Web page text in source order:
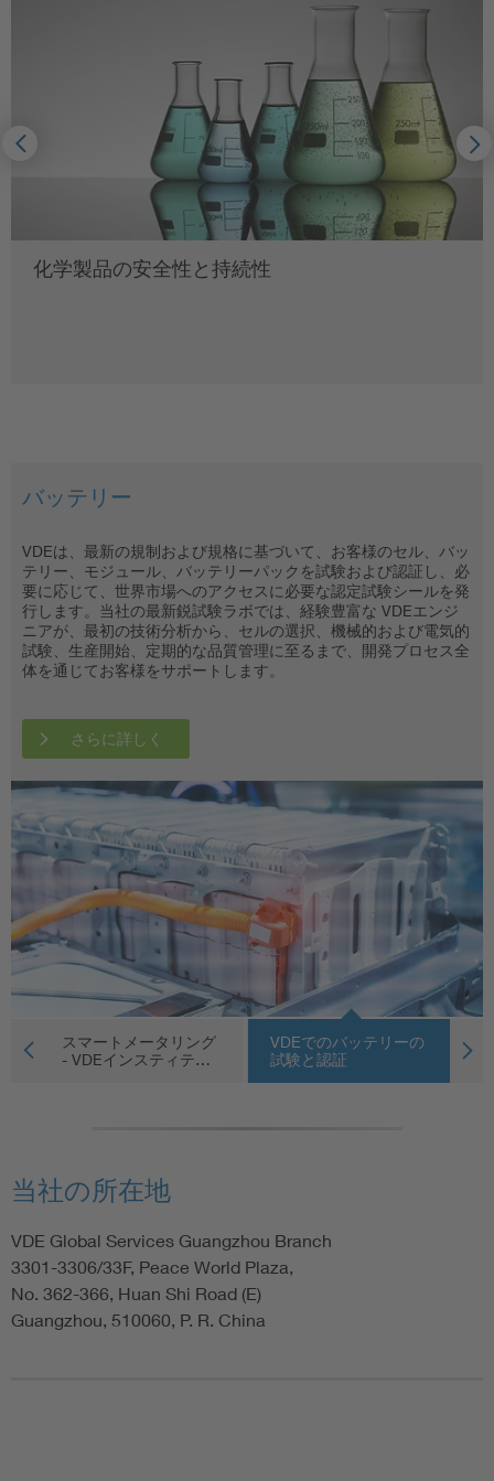
化学製品の安全性と持続性
バッテリー
VDEは、最新の規制および規格に基づいて、お客様のセル、バッ
テリー、モジュール、バッテリーパックを試験および認証し、必
要に応じて、世界市場へのアクセスに必要な認定試験シールを発
行します。当社の最新鋭試験ラボでは、経験豊富な VDEエンジ
ニアが、最初の技術分析から、セルの選択、機械的および電気的
試験、生産開始、定期的な品質管理に至るまで、開発プロセス全
体を通じてお客様をサポートします。
さらに詳しく
ホーム技術のための機器およびシステム
電気安全に加えて、ホーム技術分野における機器およびシステム
のエネルギー効率が重要な役割を果たします。代替の暖房および
空調システムはその際、CO2削減にも貢献します。それにより、
気候と環境保護に決定的な貢献をするだけでなく、暖房費節約と
いう消費者にとって魅力的なメリットを提供します。VDEインス
ティテュートは、暖房システムからローラーシャッター駆動まで
の開発プロセス中から、製造元および販売業者を試験および認証
さらに詳しく
ケーブルと電線
ケーブルと電線は電気工学業界において配電およびエネルギー使
用の中心的な意味を持ちます。その重要な機能のため、安全性に
は特に注意を払う必要があります。損傷がある場合は火災が発生
する恐れがあります。VDEインスティテュートはケーブルと電線
のエネルギー、信号、データ伝送の試験および認証を行い、必要
な安全性と品質に大きく貢献しています。
さらに詳しく
商業用機器
電気製品およびシステムの商業的または工業的使用においては、
安全な供給および使用が保証されなければなりません。これは経
済的損害を減らすだけでなく、緊急時に人命を救うことも可能で
す。VDEインスティテュートは有能なパートナーとして、洗濯
機、食洗機、乾燥機、冷蔵庫、冷凍庫、または大型キッチン家電
などの商業用機器の試験を実施しています。
さらに詳しく
コンポーネントとインストール技術
安全性は最小コンポーネントに始まり、家庭、企業、および産業
で使用されるアセンブリ、機器、システムにおけるすべての電気
および電子コンポーネントまで続きます。安全性は詳細に依存す
るため、精度および試験の質が最優先されます。
さらに詳しく
消費者向け電子製品、AV機器
消費者向け電子製品、AV機器はこれまでにないほど、私たちの
日常を形作っています。フラットスクリーンテレビ、ゲーム機、
マルチルームシステムは、私たちのリビングルームで不可欠な存
在です。そのため、ホームシアターでは安全や信頼性の問題では
なく楽しむことが前面にあり、VDEインスティテュートの専門家
は家電機器を試験および認証しています。当社の試験は、安全
性、持続可能性、ユーザビリティといった重要な側面すべてをカ
さらに詳しく
エネルギー供給会社
電力網とその送電線、スイッチギア、そして他の操業手段によっ
て、発電と電力消費間の典型的インターフェースが成り立ってい
ます。
VDEの専門家の視点からすると、将来、中央型供給と分散型供給
が共存するためには、最新のIT技術に基づくエネルギー管理、広
範囲にわたる自動化システムと保護システムの導入、リアルタイ
ガーデン用機器
園芸愛好家にとって，芝刈り機，ヘッジトリマー，スカリファイ
ヤ，落ち葉掃除機，チェーンソーは必須の道具です。これらの製
品には厳密な必要条件が課せられているため，品質と安全性に細
心の注意を払う必要があります。ガーデン用機器は頑丈で安定し
ており，取り扱いが容易で安全かつ電磁的に適合していなければ
なりません。VDEインスティテュートはガーデン用品機器メーカ
ーに，安全性，利便性，また電磁両立性に関する包括的なサービ
さらに詳しく
ネットワーク適合性
電力供給のためのグリッド接続条件への準拠は、電力グリッドの
安定性と性能にとって決定的な要件です。メーカー、設備運営
者、およびグリッド運営者は、最新のグリッドアクセス規制また
はグリッドコードを遵守する必要があります。
当社は、お客様の発電ユニットおよび発電設備の適合性の検証を
サポートいたします。
さらに詳しく
家庭用電化製品
家庭では、低いエネルギー消費率と簡単な取扱のほかに品質と安
全の保証がたいへん重要になります。これは損害補償義務の理由
からだけで重要なのではなく、イメージ要因と競争有利性として
も重要になります。冷蔵庫から電動歯ブラシ、さらには電子レン
ジまで - VDEインスティテュートは家庭用電化製品に多彩な試験
サービスと認証を提供しており、市場アクセスという課題の際に
製造元と卸売業者をサポートします。
さらに詳しく
インダストリー4.0
経済と社会の急速に進むデジタル化は、第4次産業革命であるイ
ンダストリー4.0の原動力です。最新の情報通信技術の使用によ
って、インテリジェント工場、いわゆる「Smart Factories（ス
マートファクトリー）」における生産の自己組織化が可能になり
ます。そのための技術的基盤は、インテリジェントデジタルネッ
トワークシステムです。人と機械の直接的なコミュニケーション
と協力によって、バリューチェーン全体を最適化し、それにより
さらに詳しく
情報技術
私たちはPCで作業し、スマートフォンで通信を行い、ナビゲー
ションシステムで道を見つけます。情報技術なしの生活は、だれ
にとっても考えられられないものです。
さらに詳しく
照明器具
VDE delivers precise, accredited testing and certification for
lighting technologies of all kinds – from LED modules to smart
outdoor luminaires. We help manufacturers ensure compliance,
document quality, and demonstrate safety and performance to
customers and authorities worldwide.
モビリティと充電インフラ
自動車および充電インフラ内の電子機器は、障害なしで確実に機
能する必要があり、絶対に安全でなければなりません。バッテリ
ーおよび制御の管理同様、使用するコネクター、スイッチ、ケー
ブルが事故の際や事故後も車両の安全を保証する必要がありま
す。
電動工具
電動工具は、日曜大工であろうとプロであろうと、容易で効率的
な作業を可能にします。しかし安全要件が満たされていない、ま
たは実装が不十分である場合、特にけがのリスクが高まるため、
特にこれらの製品グループでは高い安全性を設定する必要があり
ます。
鉄道、船舶およびオフショア
鉄道車両に使用される電気製品には多くが求められます。高い短
絡電流だけでなく、振動や衝撃および急激な温度変化、水、塩
霧、燃料環境、強力な太陽光など極端な環境影響にもさらされま
す。
さらに詳しく
貿易製品
製造物責任法では、製造元および販売者は、製品の欠陥に起因す
る人身傷害および物損に対して責任を負います。小売業者は信頼
性の高い品質保証手順によってのみリスクから保護することがで
きます。
さらに詳しく
スマートホーム
自宅の機器とシステムはますます知的になっています。相互通信
機能は自宅内の機器やシステムが超えなくてはならない最小のハ
ードルです。Smart Homeのシステムと機器の製造元は、ソフト
ウェアおよびハードウェアに関して技術的課題に直面していま
す。VDEインスティテュートの専門家は、開発段階で製品にとっ
て最も重要な要件をサポートします。
さらに詳しく
スマートメータリング
工業と一般家庭でのエネルギー消費の把握が常に政治と経済関心
の焦点となっています。その目的は、エネルギー消費をコントロ
ールし、エネルギー節約の関心を喚起し、この分野で革新的なテ
クノロジーを促進することです。
さらに詳しく
スマートメータリング
- VDEインスティテ…
VDEでのバッテリーの
試験と認証
当社の所在地
VDE Global Services Guangzhou Branch
3301-3306/33F, Peace World Plaza,
No. 362-366, Huan Shi Road (E)
Guangzhou, 510060, P. R. China